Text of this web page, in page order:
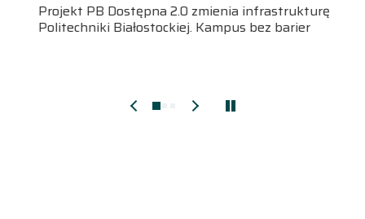
Projekt PB Dostępna 2.0 zmienia infrastrukturę
Politechniki Białostockiej. Kampus bez barier
Pokaż starsze aktualności
Pokaż nowsze aktualności